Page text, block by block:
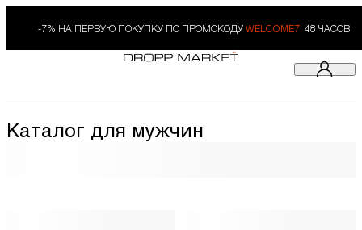
-7% НА ПЕРВУЮ ПОКУПКУ ПО ПРОМОКОДУ WELCOME7. 48 ЧАСОВ
Каталог для мужчин